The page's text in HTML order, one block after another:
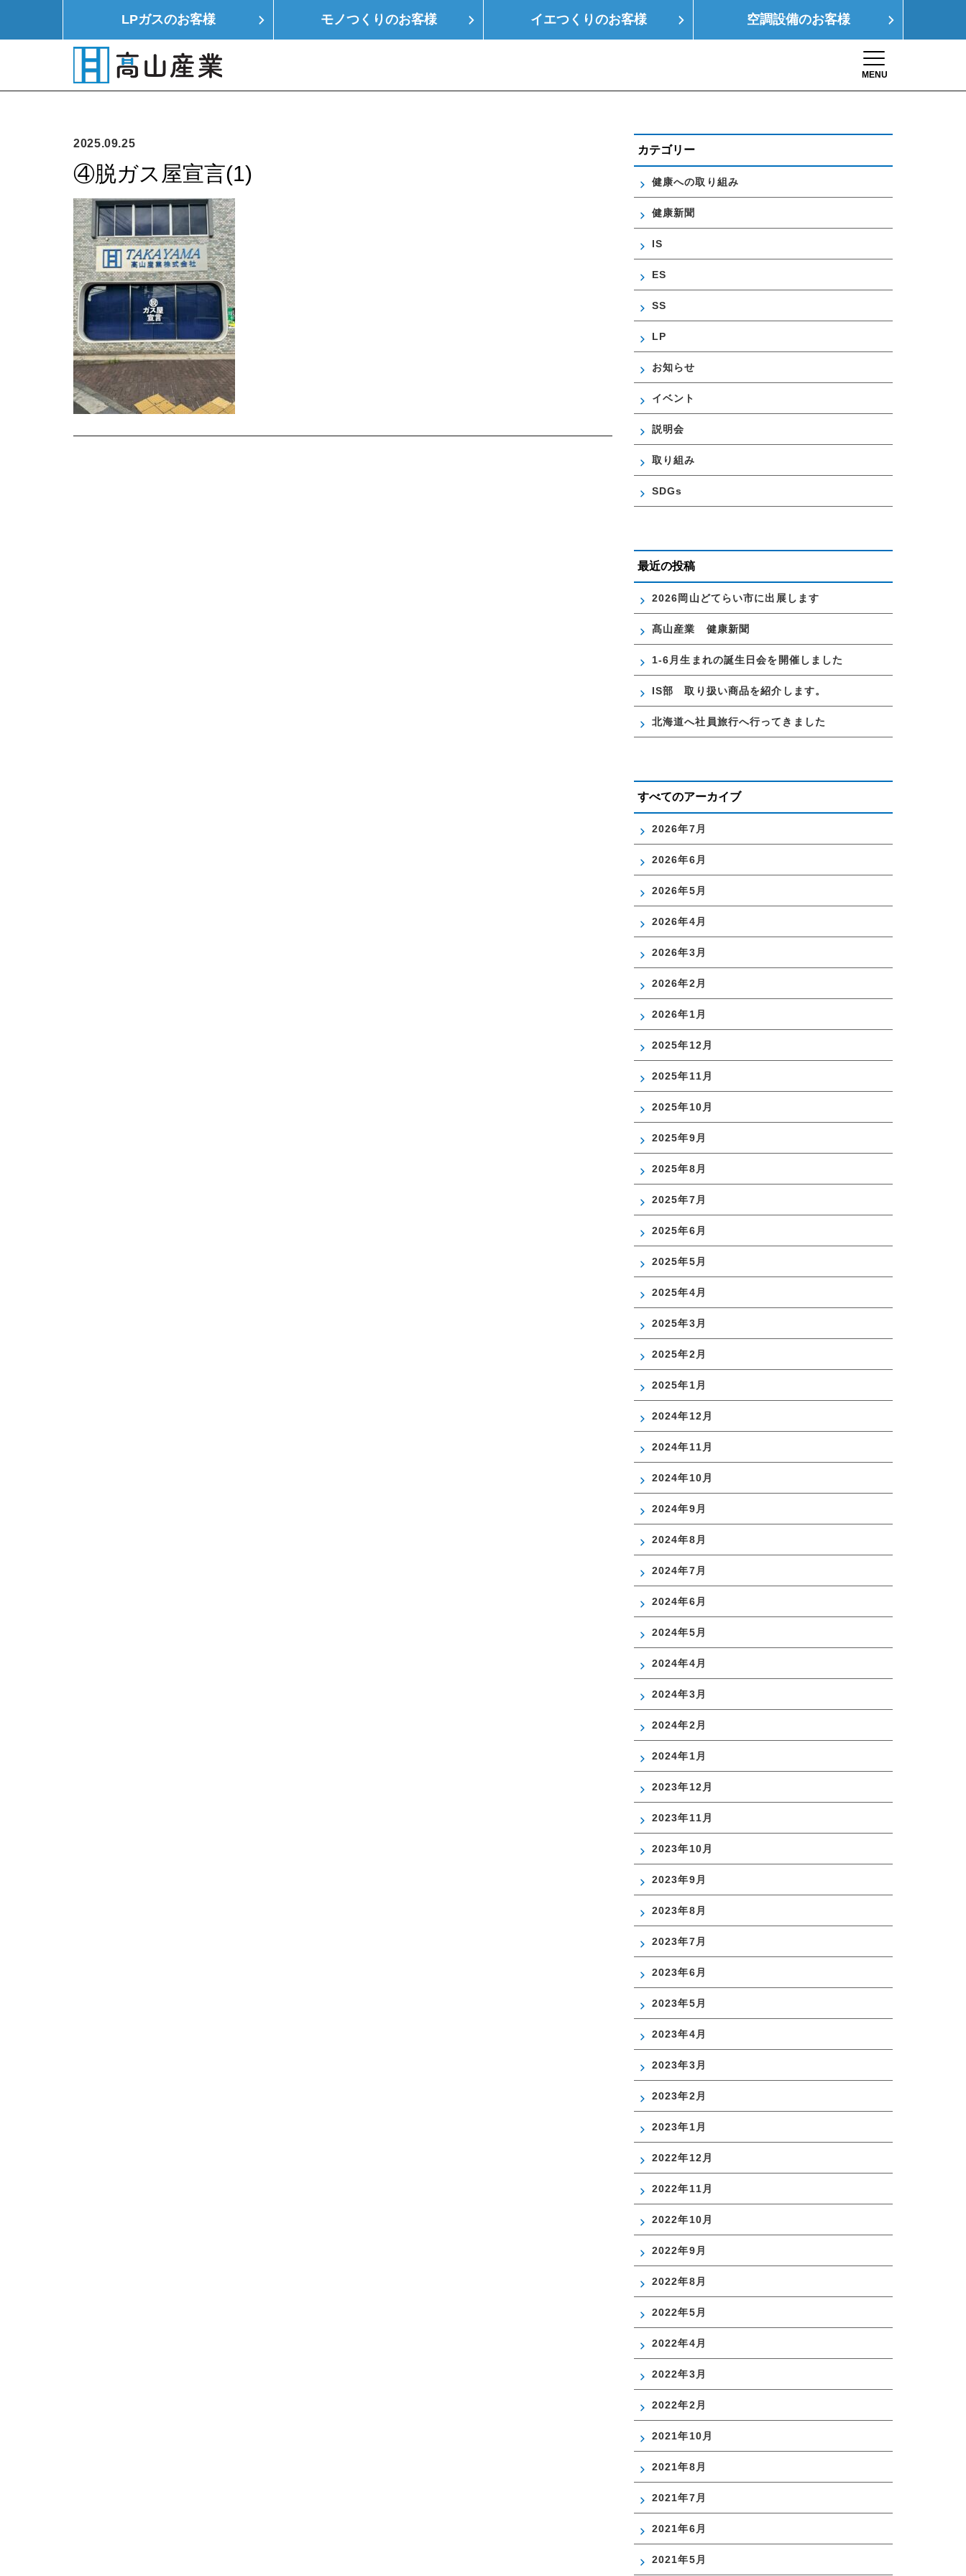
LPガスのお客様 モノつくりのお客様 イエつくりのお客様 空調設備のお客様
MENU
2025.09.25
④脱ガス屋宣言(1)
カテゴリー
健康への取り組み
健康新聞
IS
ES
SS
LP
お知らせ
イベント
説明会
取り組み
SDGs
最近の投稿
2026岡山どてらい市に出展します
髙山産業 健康新聞
1-6月生まれの誕生日会を開催しました
IS部 取り扱い商品を紹介します。
北海道へ社員旅行へ行ってきました
すべてのアーカイブ
2026年7月
2026年6月
2026年5月
2026年4月
2026年3月
2026年2月
2026年1月
2025年12月
2025年11月
2025年10月
2025年9月
2025年8月
2025年7月
2025年6月
2025年5月
2025年4月
2025年3月
2025年2月
2025年1月
2024年12月
2024年11月
2024年10月
2024年9月
2024年8月
2024年7月
2024年6月
2024年5月
2024年4月
2024年3月
2024年2月
2024年1月
2023年12月
2023年11月
2023年10月
2023年9月
2023年8月
2023年7月
2023年6月
2023年5月
2023年4月
2023年3月
2023年2月
2023年1月
2022年12月
2022年11月
2022年10月
2022年9月
2022年8月
2022年5月
2022年4月
2022年3月
2022年2月
2021年10月
2021年8月
2021年7月
2021年6月
2021年5月